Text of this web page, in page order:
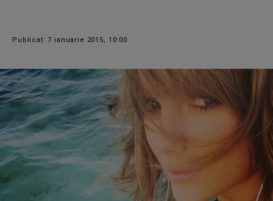
Publicat: 7 ianuarie 2015, 10:00